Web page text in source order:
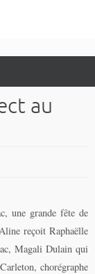
au
une grande fête de
reçoit Raphaëlle
Magali Dulain qui
chorégraphe